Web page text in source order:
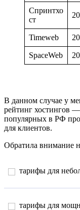
Спринтхо
ст
Timeweb
SpaceWeb
В данном случае у
рейтинг хостингов
популярных в РФ
для клиентов.
Обратила внимание
тарифы для
тарифы для